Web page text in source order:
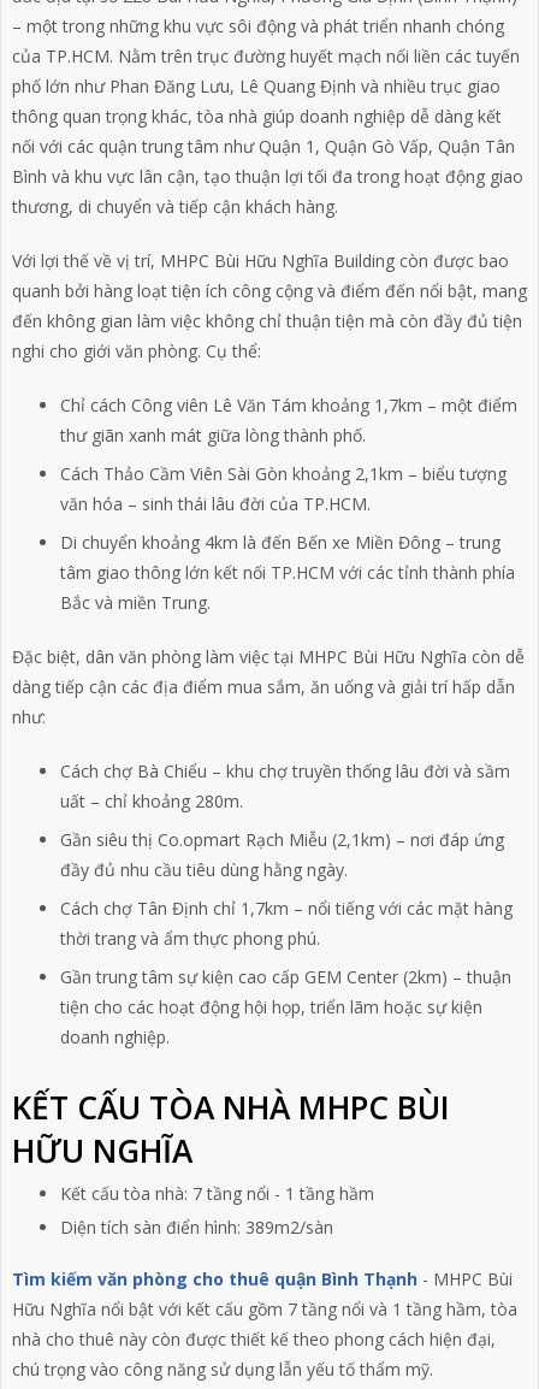
– một trong những khu vực sôi động và phát triển nhanh chóng
của TP.HCM. Nằm trên trục đường huyết mạch nối liền các tuyến
phố lớn như Phan Đăng Lưu, Lê Quang Định và nhiều trục giao
thông quan trọng khác, tòa nhà giúp doanh nghiệp dễ dàng kết
nối với các quận trung tâm như Quận 1, Quận Gò Vấp, Quận Tân
Bình và khu vực lân cận, tạo thuận lợi tối đa trong hoạt động giao
thương, di chuyển và tiếp cận khách hàng.
Với lợi thế về vị trí, MHPC Bùi Hữu Nghĩa Building còn được bao
quanh bởi hàng loạt tiện ích công cộng và điểm đến nổi bật, mang
đến không gian làm việc không chỉ thuận tiện mà còn đầy đủ tiện
nghi cho giới văn phòng. Cụ thể:
Chỉ cách Công viên Lê Văn Tám khoảng 1,7km – một điểm
thư giãn xanh mát giữa lòng thành phố.
Cách Thảo Cầm Viên Sài Gòn khoảng 2,1km – biểu tượng
văn hóa – sinh thái lâu đời của TP.HCM.
Di chuyển khoảng 4km là đến Bến xe Miền Đông – trung
tâm giao thông lớn kết nối TP.HCM với các tỉnh thành phía
Bắc và miền Trung.
Đặc biệt, dân văn phòng làm việc tại MHPC Bùi Hữu Nghĩa còn dễ
dàng tiếp cận các địa điểm mua sắm, ăn uống và giải trí hấp dẫn
như:
Cách chợ Bà Chiểu – khu chợ truyền thống lâu đời và sầm
uất – chỉ khoảng 280m.
Gần siêu thị Co.opmart Rạch Miễu (2,1km) – nơi đáp ứng
đầy đủ nhu cầu tiêu dùng hằng ngày.
Cách chợ Tân Định chỉ 1,7km – nổi tiếng với các mặt hàng
thời trang và ẩm thực phong phú.
Gần trung tâm sự kiện cao cấp GEM Center (2km) – thuận
tiện cho các hoạt động hội họp, triển lãm hoặc sự kiện
doanh nghiệp.
KẾT CẤU TÒA NHÀ MHPC BÙI
HỮU NGHĨA
Kết cấu tòa nhà: 7tầng nổi - 1 tầng hầm
Diện tích sàn điển hình: 389m2/sàn
Tìm kiếm văn phòng cho thuê quận Bình Thạnh- MHPC Bùi
Hữu Nghĩa nổi bật với kết cấu gồm 7 tầng nổi và 1 tầng hầm, tòa
nhà cho thuê này còn được thiết kế theo phong cách hiện đại,
chú trọng vào công năng sử dụng lẫn yếu tố thẩm mỹ.